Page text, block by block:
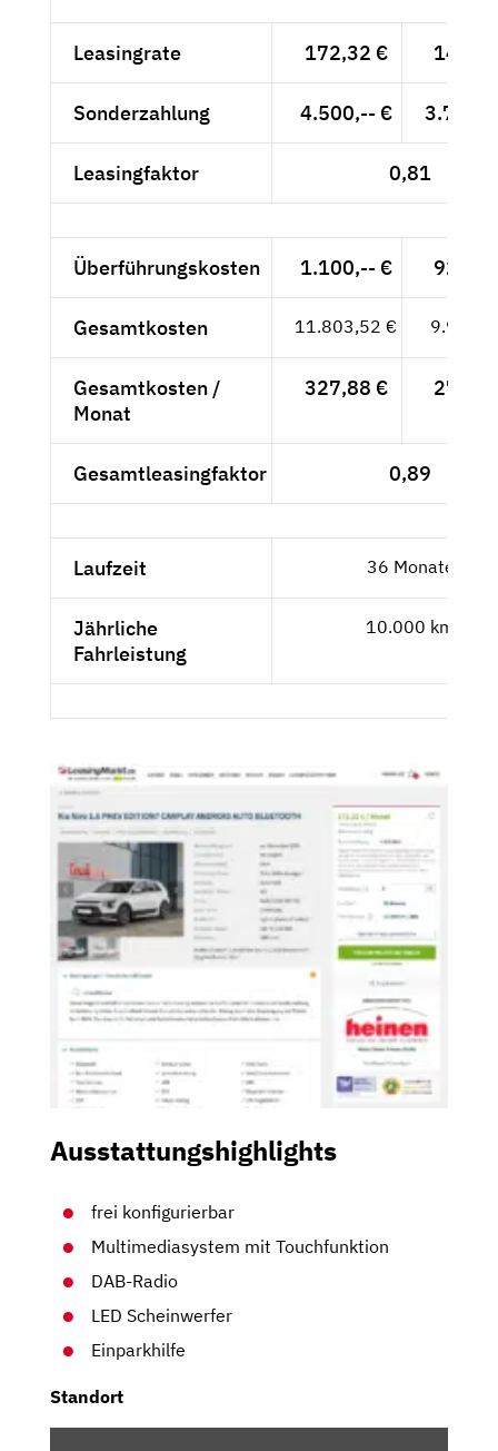
Leasingrate 172,32 €
Sonderzahlung 4.500,-- €
Leasingfaktor 0,81
Überführungskosten 1.100,-- €
Gesamtkosten 11.803,52 €
Gesamtkosten /
Monat
327,88 €
Gesamtleasingfaktor 0,89
Laufzeit 36 Monate
Jährliche
Fahrleistung
10.000 km
Ausstattungshighlights
frei konfigurierbar
Multimediasystem mit Touchfunktion
DAB-Radio
LED Scheinwerfer
Einparkhilfe
Standort